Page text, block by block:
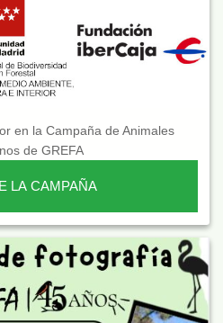
en la Campaña de Animales
de GREFA
LA CAMPAÑA